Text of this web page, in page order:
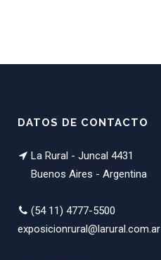
DATOS DE CONTACTO
La Rural - Juncal 4431
Buenos Aires - Argentina
(54 11) 4777-5500
exposicionrural@larural.com.ar